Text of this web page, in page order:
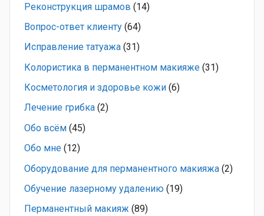
Pеконструкция шрамов (14)
Вопрос-ответ клиенту (64)
Исправление татуажа (31)
Колористика в перманентном макияже (31)
Косметология и здоровье кожи (6)
Лечение грибка (2)
Обо всём (45)
Обо мне (12)
Оборудование для перманентного макияжа (2)
Обучение лазерному удалению (19)
Перманентный макияж (89)